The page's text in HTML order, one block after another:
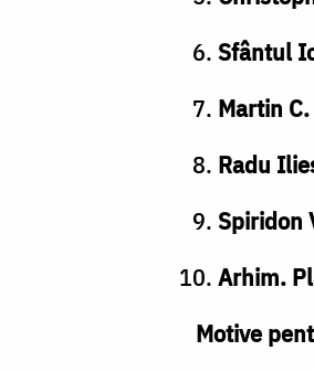
Sfântul
Martin
Radu
Spiridon
Arhim.
Motive